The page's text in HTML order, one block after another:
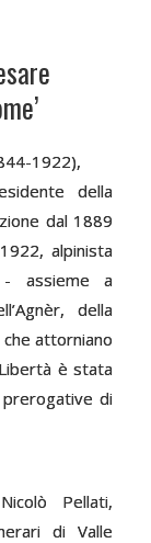
1922),
della
dal 1889
alpinista
assieme a
della
attorniano
è stata
di
Pellati,
di Valle